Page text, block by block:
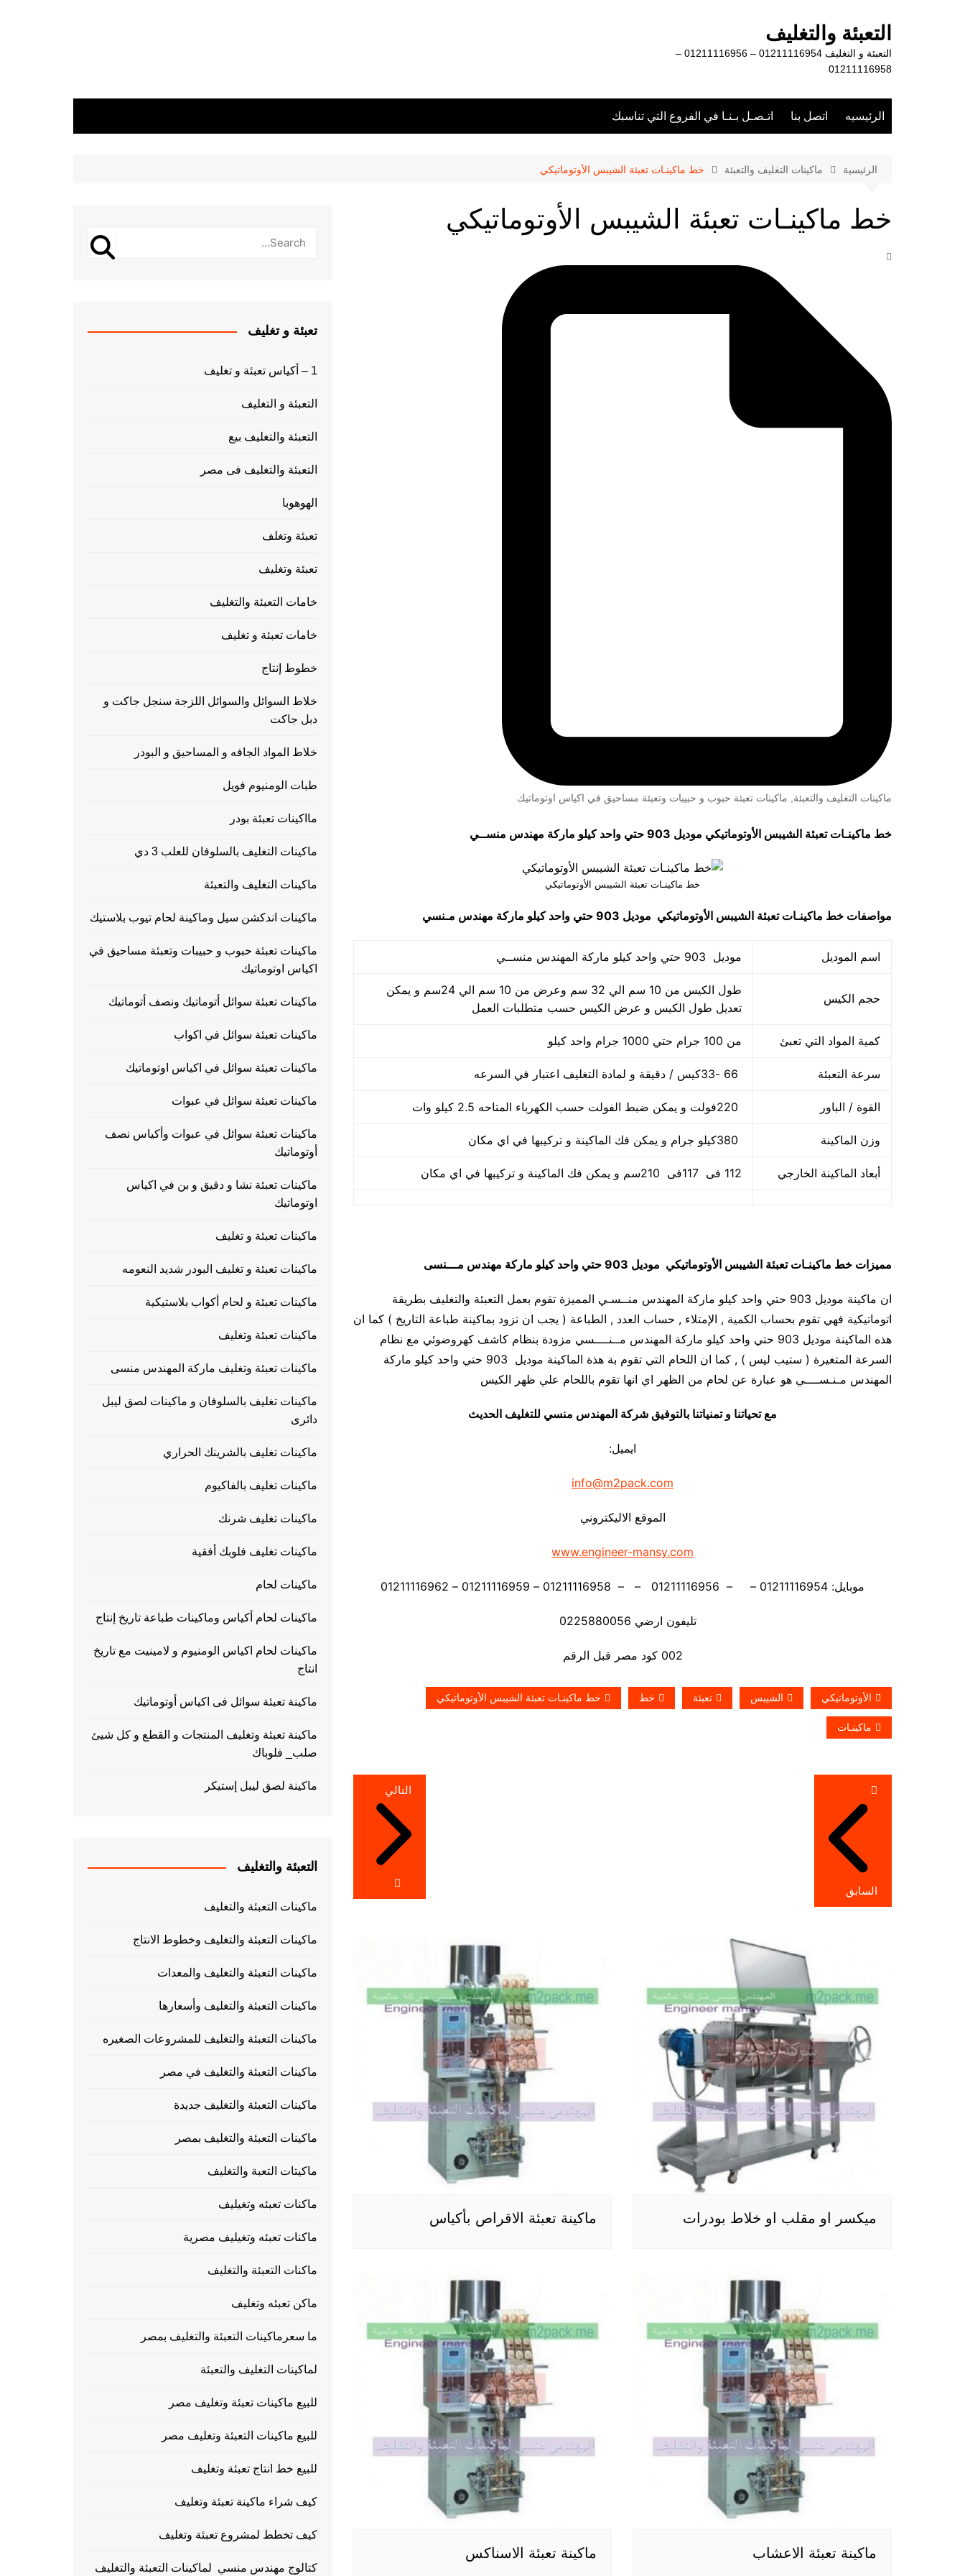
التعبئة والتغليف
التعبئة و التغليف 01211116954 – 01211116956 –
01211116958
الرئيسيه اتصل بنا اتـصـل بـنـا في الفروع التي تناسبك
الرئيسية ماكينات التغليف والتعبئة خط ماكينـات تعبئة الشيبس الأوتوماتيكي
خط ماكينـات تعبئة الشيبس الأوتوماتيكي
ماكينات التغليف والتعبئة ماكينات تعبئة حبوب و حبيبات وتعبئة مساحيق في اكياس اوتوماتيك
خط ماكينـات تعبئة الشيبس الأوتوماتيكي موديل 903 حتي واحد كيلو ماركة مهندس منســي
خط ماكينـات تعبئة الشيبس الأوتوماتيكي
مواصفات خط ماكينـات تعبئة الشيبس الأوتوماتيكي موديل 903 حتي واحد كيلو ماركة مهندس مـنسي
اسم الموديل موديل 903 حتي واحد كيلو ماركة المهندس منســي
حجم الكيس
طول الكيس من 10 سم الي 32 سم وعرض من 10 سم الي 24سم و يمكن
تعديل طول الكيس و عرض الكيس حسب متطلبات العمل
كمية المواد التي تعبئ من 100 جرام حتي 1000 جرام واحد كيلو
سرعة التعبئة
القوة / الباور
وزن الماكينة
أبعاد الماكينة الخارجي 112 فى 117فى 210سم و يمكن فك الماكينة و تركيبها في اي مكان
مميزات خط ماكينـات تعبئة الشيبس الأوتوماتيكي موديل 903 حتي واحد كيلو ماركة مهندس مـــنسى
ان ماكينة موديل 903 حتي واحد كيلو ماركة المهندس منــسـي المميزة تقوم بعمل التعبئة والتغليف بطريقة
اتوماتيكية فهي تقوم بحساب الكمية , الإمتلاء , حساب العدد , الطباعة ( يجب ان تزود بماكينة طباعة التاريخ ) كما ان
هذه الماكينة موديل 903 حتي واحد كيلو ماركة المهندس مــنــــسي مزودة بنظام كاشف كهروضوئي مع نظام
السرعة المتغيرة ( ستيب ليس ) , كما ان اللحام التي تقوم بة هذة الماكينة موديل 903 حتي واحد كيلو ماركة
المهندس مـنـســــي هو عبارة عن لحام من الظهر اي انها تقوم باللحام علي ظهر الكيس
مع تحياتنا و تمنياتنا بالتوفيق شركة المهندس منسي للتغليف الحديث
ايميل:
info@m2pack.com
الموقع الاليكتروني
www.engineer-mansy.com
موبايل: 01211116954 – – 01211116956 – – 01211116958 – 01211116959 – 01211116962
تليفون ارضي 0225880056
002 كود مصر قبل الرقم
الأوتوماتيكي الشيبس تعبئة خط خط ماكينـات تعبئة الشيبس الأوتوماتيكي
ماكينـات
تصفّح
المقالات
السابق
التالي
ميكسر او مقلب او خلاط بودرات ماكينة تعبئة الاقراص بأكياس
ماكينة تعبئة الاعشاب ماكينة تعبئة الاسناكس
تعبئة و تغليف
1 – أكياس تعبئة و تغليف
التعبئة و التغليف
التعبئة والتغليف بيع
التعبئة والتغليف فى مصر
الهوهوبا
تعبئة وتغلف
تعبئة وتغليف
خامات التعبئة والتغليف
خامات تعبئة و تغليف
خطوط إنتاج
خلاط السوائل والسوائل اللزجة سنجل جاكت و
دبل جاكت
خلاط المواد الجافه و المساحيق و البودر
طبات الومنيوم فويل
مااكينات تعبئة بودر
ماكينات التغليف بالسلوفان للعلب 3 دي
ماكينات التغليف والتعبئة
ماكينات اندكشن سيل وماكينة لحام تيوب بلاستيك
ماكينات تعبئة حبوب و حبيبات وتعبئة مساحيق في
اكياس اوتوماتيك
ماكينات تعبئة سوائل أتوماتيك ونصف أتوماتيك
ماكينات تعبئة سوائل في اكواب
ماكينات تعبئة سوائل في اكياس اوتوماتيك
ماكينات تعبئة سوائل في عبوات
ماكينات تعبئة سوائل في عبوات وأكياس نصف
أوتوماتيك
ماكينات تعبئة نشا و دقيق و بن في اكياس
اوتوماتيك
ماكينات تعبئة و تغليف
ماكينات تعبئة و تغليف البودر شديد النعومه
ماكينات تعبئة و لحام أكواب بلاستيكية
ماكينات تعبئة وتغليف
ماكينات تعبئة وتغليف ماركة المهندس منسى
ماكينات تغليف بالسلوفان و ماكينات لصق ليبل
دائرى
ماكينات تغليف بالشرينك الحراري
ماكينات تغليف بالفاكيوم
ماكينات تغليف شرنك
ماكينات تغليف فلوبك أفقية
ماكينات لحام
ماكينات لحام أكياس وماكينات طباعة تاريخ إنتاج
ماكينات لحام اكياس الومنيوم و لامينيت مع تاريخ
انتاج
ماكينة تعبئة سوائل فى اكياس أوتوماتيك
ماكينة تعبئة وتغليف المنتجات و القطع و كل شيئ
صلب_ فلوباك
ماكينة لصق ليبل إستيكر
التعبئة والتغليف
ماكينات التعبئة والتغليف
ماكينات التعبئة والتغليف وخطوط الانتاج
ماكينات التعبئة والتغليف والمعدات
ماكينات التعبئة والتغليف وأسعارها
ماكينات التعبئة والتغليف للمشروعات الصغيره
ماكينات التعبئة والتغليف في مصر
ماكينات التعبئة والتغليف جديدة
ماكينات التعبئة والتغليف بمصر
ماكيتات التعبة والتغليف
ماكنات تعبئه وتغيليف
ماكنات تعبئه وتغيليف مصرية
ماكنات التعبئة والتغليف
ماكن تعبئه وتغليف
ما سعرماكينات التعبئة والتغليف بمصر
لماكينات التغليف والتعبئة
للبيع ماكينات تعبئة وتغليف مصر
للبيع ماكينات التعبئة وتغليف مصر
للبيع خط انتاج تعبئة وتغليف
كيف شراء ماكينة تعبئة وتغليف
كيف تخطط لمشروع تعبئة وتغليف
كتالوج مهندس منسي لماكينات التعبئة والتغليف